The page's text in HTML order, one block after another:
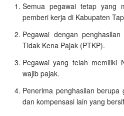
Semua pegawai tetap yang
pemberi kerja di Kabupaten
Pegawai dengan
Tidak Kena Pajak (PTKP).
Pegawai yang telah memiliki
wajib pajak.
Penerima penghasilan
dan kompensasi lain yang